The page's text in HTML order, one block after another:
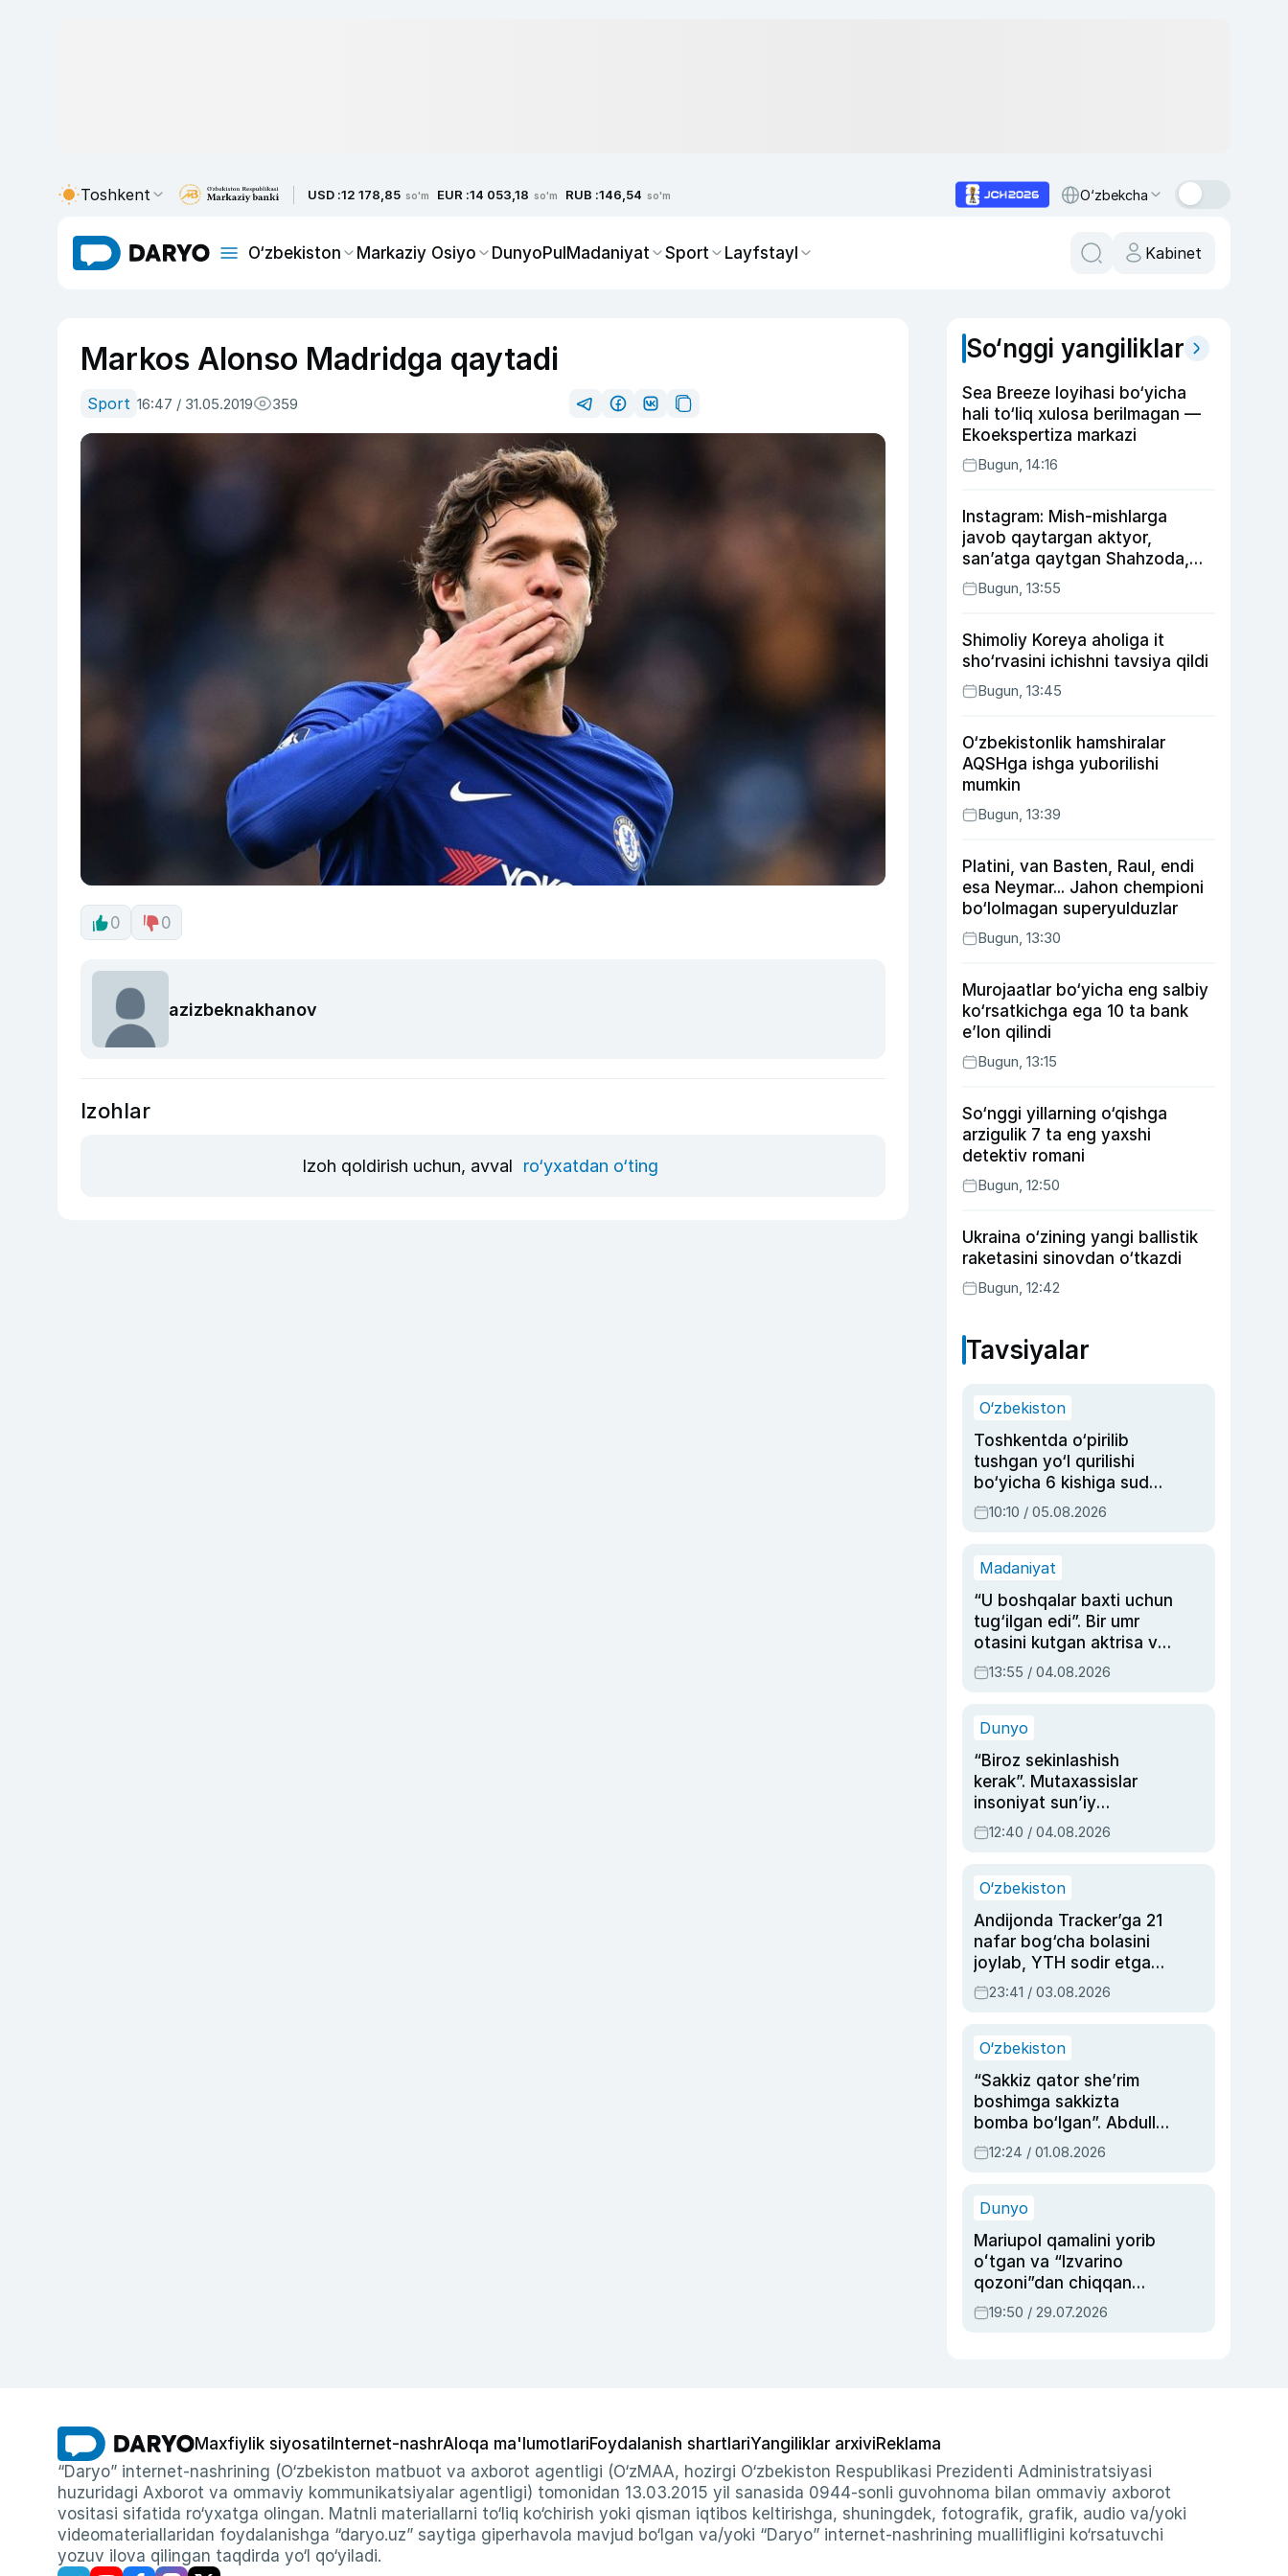
Toshkent USD :12 178,85 so'm EUR :14 053,18 so'm RUB :146,54 so'm O‘zbekcha
O‘zbekiston Markaziy Osiyo DunyoPulMadaniyat Sport Layfstayl Kabinet
Markos Alonso Madridga qaytadi
Sport 16:47 / 31.05.2019 359
0 0
azizbeknakhanov
Izohlar
Izoh qoldirish uchun, avval ro‘yxatdan o‘ting
So‘nggi yangiliklar
Sea Breeze loyihasi bo‘yicha
hali to‘liq xulosa berilmagan —
Ekoekspertiza markazi
Bugun, 14:16
Instagram: Mish-mishlarga
javob qaytargan aktyor,
san’atga qaytgan Shahzoda,
yo‘lga asfalt yotqizgan
Jahongir Otajonov
Bugun, 13:55
Shimoliy Koreya aholiga it
sho‘rvasini ichishni tavsiya qildi
Bugun, 13:45
O‘zbekistonlik hamshiralar
AQSHga ishga yuborilishi
mumkin
Bugun, 13:39
Platini, van Basten, Raul, endi
esa Neymar... Jahon chempioni
bo‘lolmagan superyulduzlar
Bugun, 13:30
Murojaatlar bo‘yicha eng salbiy
ko‘rsatkichga ega 10 ta bank
e’lon qilindi
Bugun, 13:15
So‘nggi yillarning o‘qishga
arzigulik 7 ta eng yaxshi
detektiv romani
Bugun, 12:50
Ukraina o‘zining yangi ballistik
raketasini sinovdan o‘tkazdi
Bugun, 12:42
Tavsiyalar
O‘zbekiston
Toshkentda o‘pirilib
tushgan yo‘l qurilishi
bo‘yicha 6 kishiga sud
hukmi o‘qildi
10:10 / 05.08.2026
Madaniyat
“U boshqalar baxti uchun
tug‘ilgan edi”. Bir umr
otasini kutgan aktrisa va
dublyaj ustasi Rimma
Ahmedovaning
13:55 / 04.08.2026
Dunyo
“Biroz sekinlashish
kerak”. Mutaxassislar
insoniyat sun’iy
intellektni boshqara
olmay qolishidan xavotir
12:40 / 04.08.2026
O‘zbekiston
Andijonda Tracker’ga 21
nafar bog‘cha bolasini
joylab, YTH sodir etgan
ayolga sud hukmi o‘qildi
23:41 / 03.08.2026
O‘zbekiston
“Sakkiz qator she’rim
boshimga sakkizta
bomba bo‘lgan”. Abdulla
Oripovni siyosiy
ayblovlardan asrab
12:24 / 01.08.2026
Dunyo
Mariupol qamalini yorib
oʻtgan va “Izvarino
qozoni”dan chiqqan
qahramon — Ukraina
armiyasi bosh
19:50 / 29.07.2026
Maxfiylik siyosati Internet-nashrAloqa ma'lumotlariFoydalanish shartlariYangiliklar arxiviReklama
“Daryo” internet-nashrining (O‘zbekiston matbuot va axborot agentligi (O‘zMAA, hozirgi O‘zbekiston Respublikasi Prezidenti Administratsiyasi
huzuridagi Axborot va ommaviy kommunikatsiyalar agentligi) tomonidan 13.03.2015 yil sanasida 0944-sonli guvohnoma bilan ommaviy axborot
vositasi sifatida ro‘yxatga olingan. Matnli materiallarni to‘liq ko‘chirish yoki qisman iqtibos keltirishga, shuningdek, fotografik, grafik, audio va/yoki
videomateriallaridan foydalanishga “daryo.uz” saytiga giperhavola mavjud bo‘lgan va/yoki “Daryo” internet-nashrining muallifligini ko‘rsatuvchi
yozuv ilova qilingan taqdirda yo‘l qo‘yiladi.